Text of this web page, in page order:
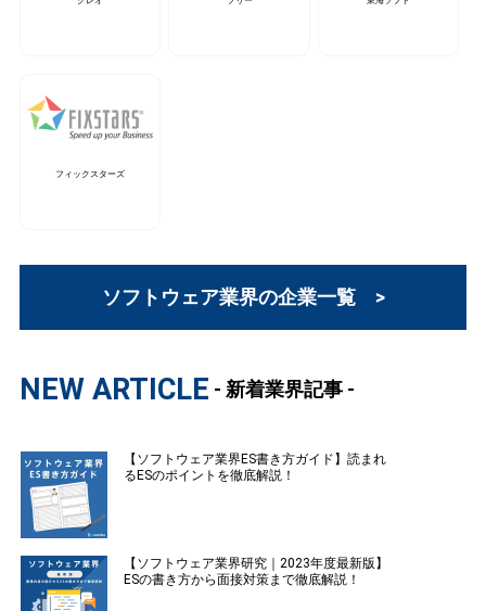
フィックスターズ
ソフトウェア業界の企業一覧 >
NEW ARTICLE - 新着業界記事 -
【ソフトウェア業界ES書き方ガイド】読まれ
るESのポイントを徹底解説！
【ソフトウェア業界研究｜2023年度最新版】
ESの書き方から面接対策まで徹底解説！